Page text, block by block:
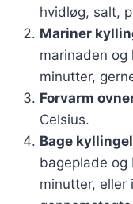
hvidløg, salt,
Mariner
marinaden
minutter,
Forvarm
Celsius.
Bage
bageplade
minutter, eller